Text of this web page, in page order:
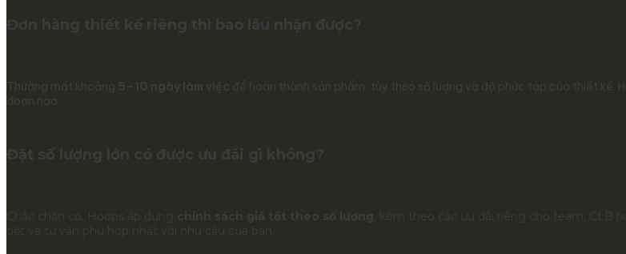
Đơn hàng thiết kế riêng thì bao lâu nhận được?
Thường mất khoảng 5–10 ngày làm việc để hoàn thành sản phẩm, tùy theo số lượng và độ phức tạp của thiết kế.
đoạn nào.
Đặt số lượng lớn có được ưu đãi gì không?
Chắc chắn có. Hoops áp dụng chính sách giá tốt theo số lượng , kèm theo các ưu đãi riêng cho team, CLB
tiết và tư vấn phù hợp nhất với nhu cầu của bạn.